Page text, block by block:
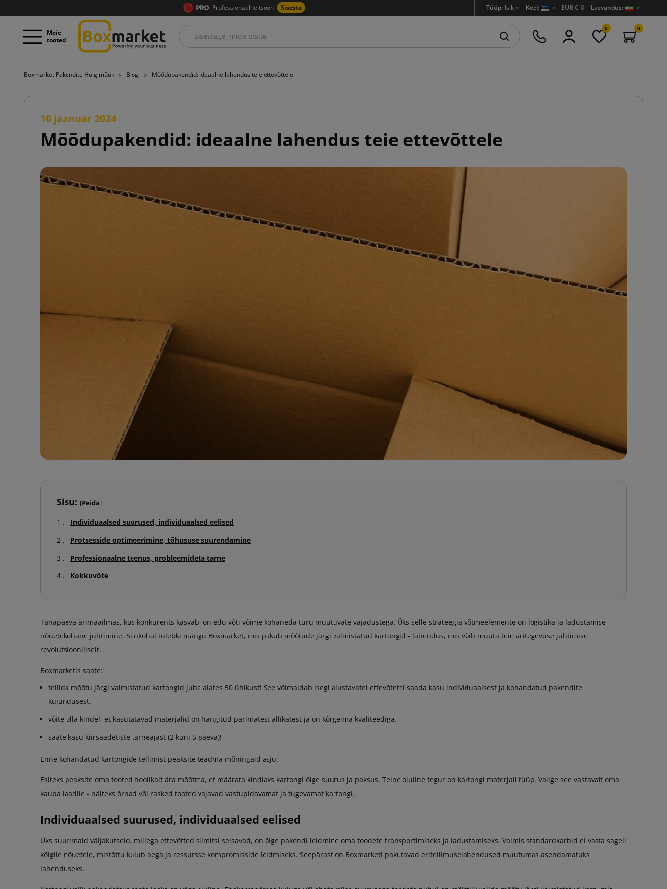
Professionaalne tsoon Sisesta Tüüp: Isik Keel: EUR € 🔒 Laevandus:
Meie
tooted
0 0
Boxmarket Pakendite Hulgimüük Blogi Mõõdupakendid: ideaalne lahendus teie ettevõttele
10 jaanuar 2024
Mõõdupakendid: ideaalne lahendus teie ettevõttele
Sisu: [Peida]
Individuaalsed suurused, individuaalsed eelised
Protsesside optimeerimine, tõhususe suurendamine
Professionaalne teenus, probleemideta tarne
Kokkuvõte
Tänapäeva ärimaailmas, kus konkurents kasvab, on edu võti võime kohaneda turu muutuvate vajadustega. Üks selle strateegia võtmeelemente on logistika ja ladustamise
nõuetekohane juhtimine. Siinkohal tulebki mängu Boxmarket, mis pakub mõõtude järgi valmistatud kartongid - lahendus, mis võib muuta teie äritegevuse juhtimise
revolutsiooniliselt.
Boxmarketis saate:
tellida mõõtu järgi valmistatud kartongid juba alates 50 ühikust! See võimaldab isegi alustavatel ettevõtetel saada kasu individuaalsest ja kohandatud pakendite
kujundusest.
võite olla kindel, et kasutatavad materjalid on hangitud parimatest allikatest ja on kõrgeima kvaliteediga.
saate kasu kiirsaadetiste tarneajast (2 kuni 5 päeva)!
Enne kohandatud kartongide tellimist peaksite teadma mõningaid asju:
Esiteks peaksite oma tooted hoolikalt ära mõõtma, et määrata kindlaks kartongi õige suurus ja paksus. Teine oluline tegur on kartongi materjali tüüp. Valige see vastavalt oma
kauba laadile - näiteks õrnad või rasked tooted vajavad vastupidavamat ja tugevamat kartongi.
Individuaalsed suurused, individuaalsed eelised
Üks suurimaid väljakutseid, millega ettevõtted silmitsi seisavad, on õige pakendi leidmine oma toodete transportimiseks ja ladustamiseks. Valmis standardkarbid ei vasta sageli
kõigile nõuetele, mistõttu kulub aega ja ressursse kompromisside leidmiseks. Seepärast on Boxmarketi pakutavad eritellimuselahendused muutumas asendamatuks
lahenduseks.